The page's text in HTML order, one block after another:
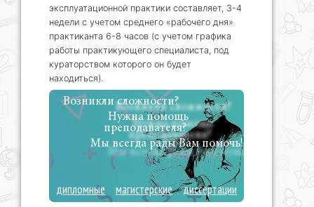
эксплуатационной практики составляет, 3-4
недели с учетом среднего «рабочего дня»
практиканта 6-8 часов (с учетом графика
работы практикующего специалиста, под
кураторством которого он будет
находиться).
Возникли сложности?
Нужна помощь
преподавателя?
Мы всегда рады Вам помочь!
дипломные магистерские диссертации